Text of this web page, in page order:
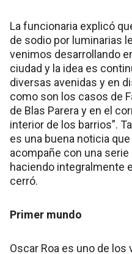
La funcionaria explicó
de sodio por luminarias
venimos desarrollando
ciudad y la idea es
diversas avenidas y en
como son los casos de
de Blas Parera y en el
interior de los barrios”.
es una buena noticia
acompañe con una
haciendo integralmente
cerró.
Primer mundo
Oscar Roa es uno de